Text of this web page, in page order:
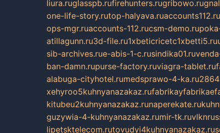
liura.ruglasspb.rufirehunters.rugribowo.ru
one-life-story.rutop-halyava.ruaccounts112.ru
ops-mgr.ruaccounts-112.rucsm-demo.ru
atillagunn.ru3d-file.ru1xbeticricetc1xbetti5.ru
sib-archives.rue-abis-1-c.rusindika01.ru
ban-damn.rupurse-factory.ruviagra-tablet.ru
alabuga-cityhotel.rumedsprawo-4-ka.ru
xehyroo5kuhnyanazakaz.ru
kitubeu2kuhnyanazakaz.runaperekate.ru
guzywia-4-kuhnyanazakaz.rumir-tk.ru
lipetsktelecom.rutovudyi4kuhnyanazakaz.ru